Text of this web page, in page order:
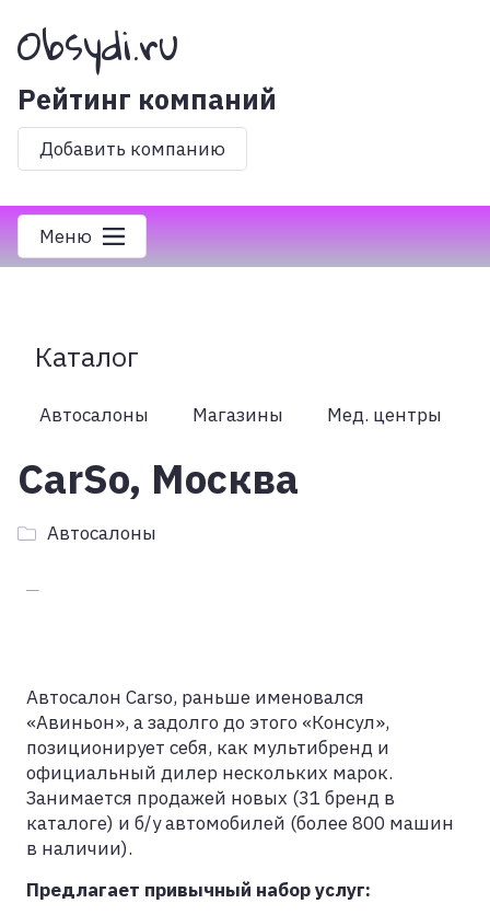
Obsydi.ru
Рейтинг компаний
Добавить компанию
Меню
Каталог
Автосалоны Магазины Мед. центры
CarSo, Москва
Автосалоны
Автосалон Carso, раньше именовался
«Авиньон», а задолго до этого «Консул»,
позиционирует себя, как мультибренд и
официальный дилер нескольких марок.
Занимается продажей новых (31 бренд в
каталоге) и б/у автомобилей (более 800 машин
в наличии).
Предлагает привычный набор услуг: